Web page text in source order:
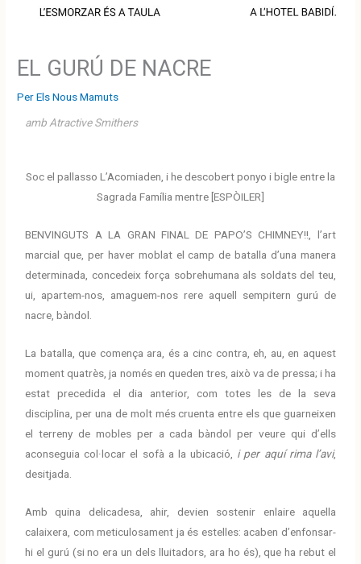
EL GURÚ DE NACRE
PerEls Nous Mamuts
amb Atractive Smithers
Soc el pallasso L’Acomiaden, i he descobert ponyo i bigle entre la
Sagrada Família mentre [ESPÒILER]
BENVINGUTS A LA GRAN FINAL DE PAPO’S CHIMNEY!!, l’art
marcial que, per haver moblat el camp de batalla d’una manera
determinada, concedeix força sobrehumana als soldats del teu,
ui, apartem-nos, amaguem-nos rere aquell sempitern gurú de
nacre, bàndol.
La batalla, que comença ara, és a cinc contra, eh, au, en aquest
moment quatrès, ja només en queden tres, això va de pressa; i ha
estat precedida el dia anterior, com totes les de la seva
disciplina, per una de molt més cruenta entre els que guarneixen
el terreny de mobles per a cada bàndol per veure qui d’ells
aconseguia col·locar el sofà a la ubicació, i per aquí rima l’avi,
desitjada.
Amb quina delicadesa, ahir, devien sostenir enlaire aquella
calaixera, com meticulosament ja és estelles: acaben d’enfonsar-
hi el gurú (si no era un dels lluitadors, ara ho és), que ha rebut el